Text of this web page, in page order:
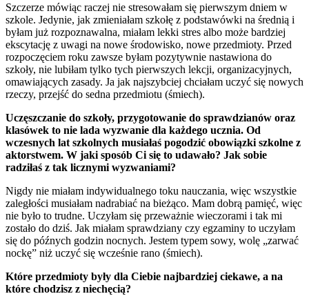
Szczerze mówiąc raczej nie stresowałam się pierwszym dniem w
szkole. Jedynie, jak zmieniałam szkołę z podstawówki na średnią i
byłam już rozpoznawalna, miałam lekki stres albo może bardziej
ekscytację z uwagi na nowe środowisko, nowe przedmioty. Przed
rozpoczęciem roku zawsze byłam pozytywnie nastawiona do
szkoły, nie lubiłam tylko tych pierwszych lekcji, organizacyjnych,
omawiających zasady. Ja jak najszybciej chciałam uczyć się nowych
rzeczy, przejść do sedna przedmiotu (śmiech).
Uczęszczanie do szkoły, przygotowanie do sprawdzianów oraz
klasówek to nie lada wyzwanie dla każdego ucznia. Od
wczesnych lat szkolnych musiałaś pogodzić obowiązki szkolne z
aktorstwem. W jaki sposób Ci się to udawało? Jak sobie
radziłaś z tak licznymi wyzwaniami?
Nigdy nie miałam indywidualnego toku nauczania, więc wszystkie
zaległości musiałam nadrabiać na bieżąco. Mam dobrą pamięć, więc
nie było to trudne. Uczyłam się przeważnie wieczorami i tak mi
zostało do dziś. Jak miałam sprawdziany czy egzaminy to uczyłam
się do późnych godzin nocnych. Jestem typem sowy, wolę „zarwać
nockę” niż uczyć się wcześnie rano (śmiech).
Które przedmioty były dla Ciebie najbardziej ciekawe, a na
które chodzisz z niechęcią?